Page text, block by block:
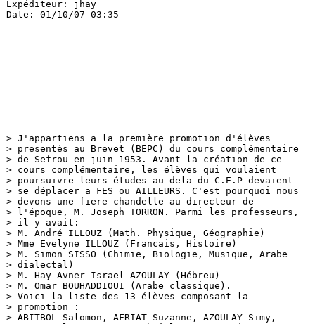
Expéditeur: jhay
Date: 01/10/07 03:35
> J'appartiens a la première promotion d'élèves
> presentés au Brevet (BEPC) du cours complémentaire
> de Sefrou en juin 1953. Avant la création de ce
> cours complémentaire, les élèves qui voulaient
> poursuivre leurs études au dela du C.E.P devaient
> se déplacer a FES ou AILLEURS. C'est pourquoi nous
> devons une fiere chandelle au directeur de
> l'époque, M. Joseph TORRON. Parmi les professeurs,
> il y avait:
> M. André ILLOUZ (Math. Physique, Géographie)
> Mme Evelyne ILLOUZ (Francais, Histoire)
> M. Simon SISSO (Chimie, Biologie, Musique, Arabe
> dialectal)
> M. Hay Avner Israel AZOULAY (Hébreu)
> M. Omar BOUHADDIOUI (Arabe classique).
> Voici la liste des 13 élèves composant la
> promotion :
> ABITBOL Salomon, AFRIAT Suzanne, AZOULAY Simy,